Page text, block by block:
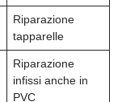
Riparazione
tapparelle
Riparazione
infissi anche in
PVC